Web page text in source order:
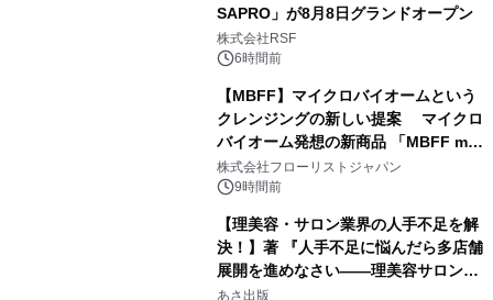
SAPRO」が8月8日グランドオープン
株式会社RSF
6時間前
【MBFF】マイクロバイオームという
クレンジングの新しい提案 マイクロ
バイオーム発想の新商品 「MBFF mb
クレンジングPRO」を2026年8月6日
発売
株式会社フローリストジャパン
9時間前
【理美容・サロン業界の人手不足を解
決！】著 『人手不足に悩んだら多店舗
展開を進めなさい――理美容サロン
「多店舗展開」の教科書』2026年8月
あさ出版